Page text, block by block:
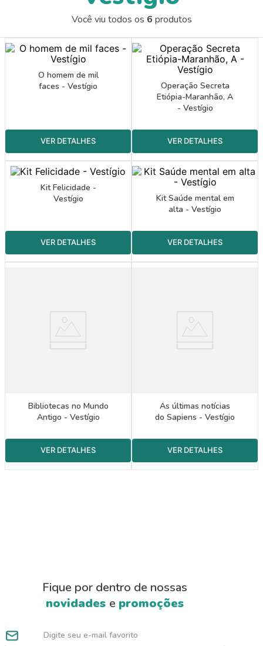
Você viu todos os 6 produtos
O homem de mil
faces - Vestígio
Operação Secreta
Etiópia-Maranhão, A
- Vestígio
Kit Felicidade -
Vestígio
Kit Saúde mental em
alta - Vestígio
Bibliotecas no Mundo
Antigo - Vestígio
As últimas notícias
do Sapiens - Vestígio
Fique por dentro de nossas
novidades e promoções
9º